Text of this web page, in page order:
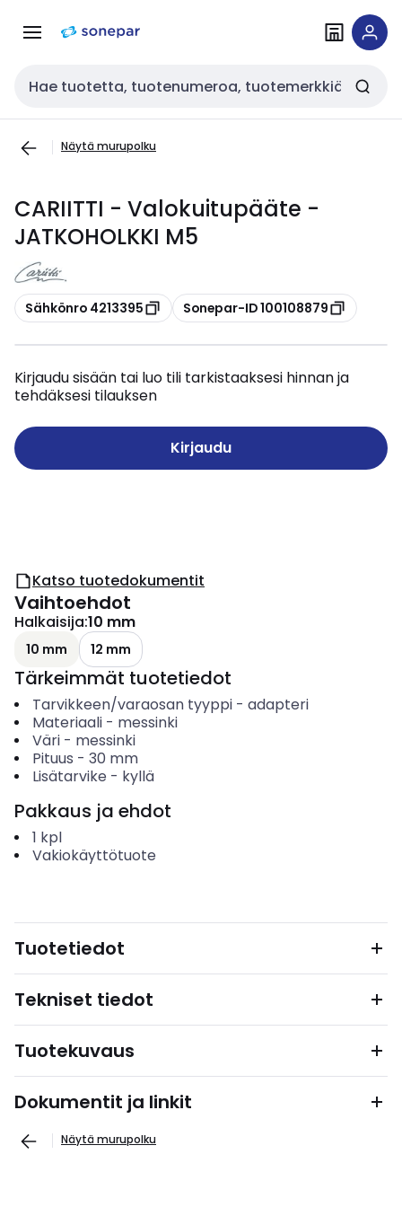
navigointiinsisältöön
Haku
Näytä murupolku
CARIITTI - Valokuitupääte -
JATKOHOLKKI M5
Kopioi
Sähkönro 4213395 Kopioi
Sonepar-ID 100108879
Kirjaudu sisään tai luo tili tarkistaaksesi hinnan ja
tehdäksesi tilauksen
Kirjaudu
Katso tuotedokumentit
Vaihtoehdot
Halkaisija:10 mm
10 mm 12 mm
Tärkeimmät tuotetiedot
Tarvikkeen/varaosan tyyppi- adapteri
Materiaali- messinki
Väri- messinki
Pituus - 30 mm
Lisätarvike - kyllä
Pakkaus ja ehdot
1 kpl
Vakiokäyttötuote
Tuotetiedot
Tekniset tiedot
Tuotekuvaus
Dokumentit ja linkit
Näytä murupolku